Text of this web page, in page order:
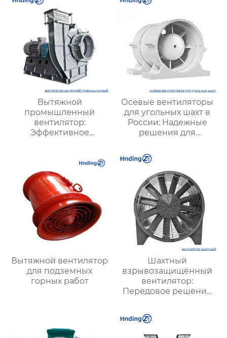
Вытяжной
промышленный
вентилятор:
Эффективное
Осевые вентиляторы
для угольных шахт в
России: Надежные
решения для
вентиляции и
безопасности
Вытяжной вентилятор
для подземных
горных работ
Шахтный
взрывозащищённый
вентилятор:
Передовое решение
стабильной
вентиляции в
подземных условиях